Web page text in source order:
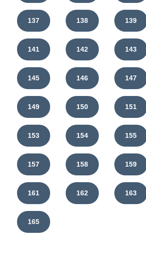
137 138 139
141 142 143
145 146 147
149 150 151
153 154 155
157 158 159
161 162 163
165